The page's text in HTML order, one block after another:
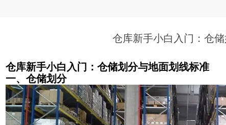
仓库新手小白入门：仓
仓库新手小白入门：仓储划分与地面划线标准
一、仓储划分